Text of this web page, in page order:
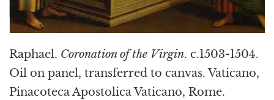
Raphael. Coronation of the Virgin. c.1503-1504.
Oil on panel, transferred to canvas. Vaticano,
Pinacoteca Apostolica Vaticano, Rome.